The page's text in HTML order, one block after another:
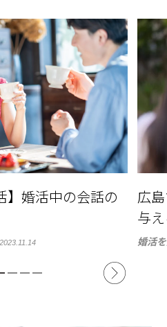
】婚活中の会話の
2023.11.14
広
与
婚活